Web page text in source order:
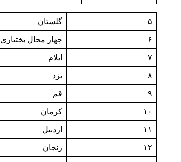
۵ گلستان
۶ چهار محال بختیاری
۷ ایلام
۸ یزد
۹ قم
۱۰ کرمان
۱۱ اردبیل
۱۲ زنجان